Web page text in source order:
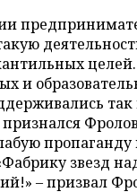
и
признался
звезд
– призвал